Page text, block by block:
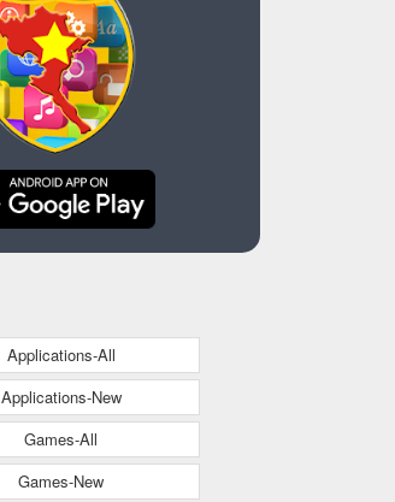
Applications-All
Applications-New
Games-All
Games-New